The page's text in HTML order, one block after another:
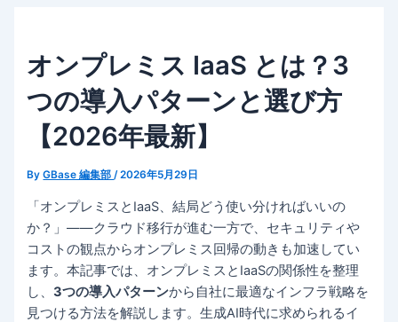
オンプレミス IaaS とは？3
つの導入パターンと選び方
【2026年最新】
ByGBase 編集部/2026年5月29日
「オンプレミスとIaaS、結局どう使い分ければいいの
か？」——クラウド移行が進む一方で、セキュリティや
コストの観点からオンプレミス回帰の動きも加速してい
ます。本記事では、オンプレミスとIaaSの関係性を整理
し、3つの導入パターンから自社に最適なインフラ戦略を
見つける方法を解説します。生成AI時代に求められるイ